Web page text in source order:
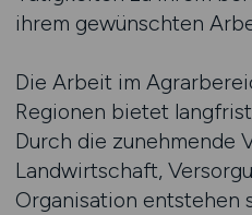
ihrem gewünschten
Die Arbeit im
Regionen bietet
Durch die zunehmende
Landwirtschaft,
Organisation entstehen